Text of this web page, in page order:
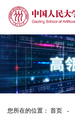
您所在的位置： 首页 -